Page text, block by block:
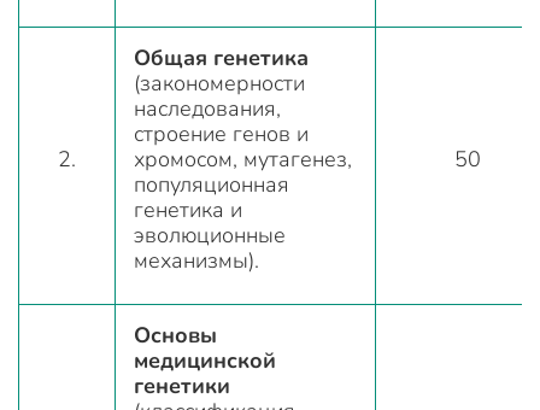
2.
Общая генетика
(закономерности
наследования,
строение генов и
хромосом, мутагенез,
популяционная
генетика и
эволюционные
механизмы).
50
Основы
медицинской
генетики